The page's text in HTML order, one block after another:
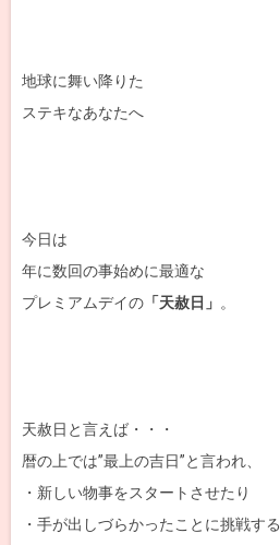
地球に舞い降りた
ステキなあなたへ
今日は
年に数回の事始めに最適な
プレミアムデイの 「天赦日」 。
天赦日と言えば・・・
暦の上では”最上の吉日”と言われ、
・新しい物事をスタートさせたり
・手が出しづらかったことに挑戦する